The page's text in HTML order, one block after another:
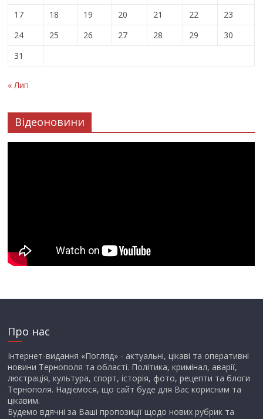
17
18 19 20 21 22
23
24
25 26 27 28 29
30
31
« Лип
Відеоновини
Про нас
Інтернет-видання «Погляд» - актуальні, цікаві та оперативні
новини Тернополя та області. Політика, кримінал, аварії,
люстрація, культура, спорт, історія, фото, рецепти та блоги
Тернополя. Надіємося, що сайт буде для Вас корисним та
цікавим.
Будемо вдячні за Ваші пропозиції щодо нових рубрик та